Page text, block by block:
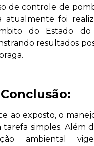
de controle de
atualmente foi
do Estado do
resultados
Conclusão:
ao exposto, o
tarefa simples. Além
ambiental